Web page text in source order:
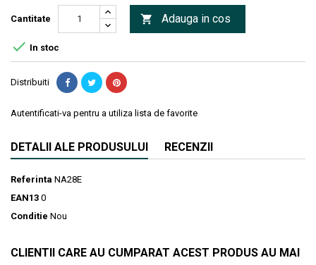
Cantitate  Adauga in cos
 In stoc
Distribuiti
Autentificati-va pentru a utiliza lista de favorite
DETALII ALE PRODUSULUI RECENZII
Referinta NA28E
EAN13 0
Conditie Nou
CLIENTII CARE AU CUMPARAT ACEST PRODUS AU MAI